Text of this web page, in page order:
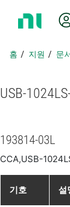
지
아
홈 지원 문
USB-
193814-03L
CCA,USB-
기호 설